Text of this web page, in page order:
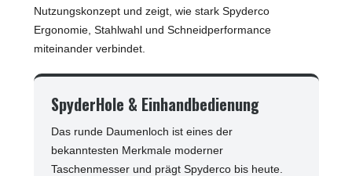
Nutzungskonzept und zeigt, wie stark Spyderco
Ergonomie, Stahlwahl und Schneidperformance
miteinander verbindet.
SpyderHole & Einhandbedienung
Das runde Daumenloch ist eines der
bekanntesten Merkmale moderner
Taschenmesser und prägt Spyderco bis heute.